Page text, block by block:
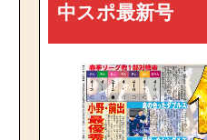
中スポ最新号